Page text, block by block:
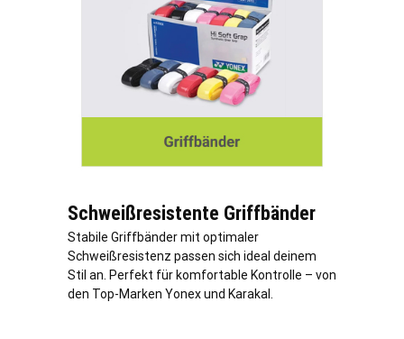
Schweißresistente Griffbänder
Stabile Griffbänder mit optimaler
Schweißresistenz passen sich ideal deinem
Stil an. Perfekt für komfortable Kontrolle – von
den Top-Marken Yonex und Karakal.